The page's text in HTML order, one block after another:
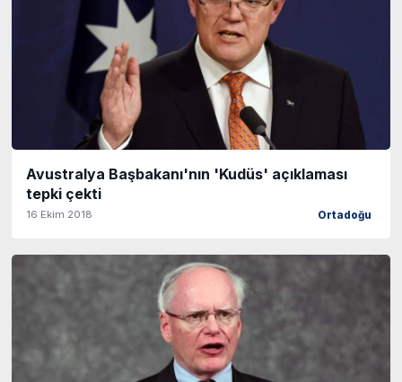
Avustralya Başbakanı'nın 'Kudüs' açıklaması
tepki çekti
16 Ekim 2018 Ortadoğu